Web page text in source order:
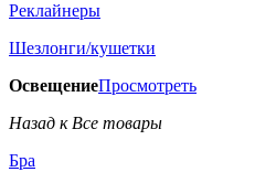
Реклайнеры
Шезлонги/кушетки
ОсвещениеПросмотреть
Назад к Все товары
Бра